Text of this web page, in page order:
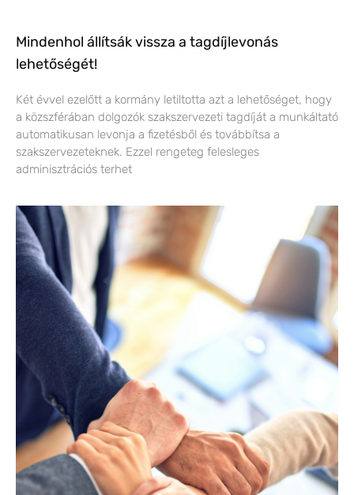
Mindenhol állítsák vissza a tagdíjlevonás
lehetőségét!
Két évvel ezelőtt a kormány letiltotta azt a lehetőséget, hogy
a közszférában dolgozók szakszervezeti tagdíját a munkáltató
automatikusan levonja a fizetésből és továbbítsa a
szakszervezeteknek. Ezzel rengeteg felesleges
adminisztrációs terhet